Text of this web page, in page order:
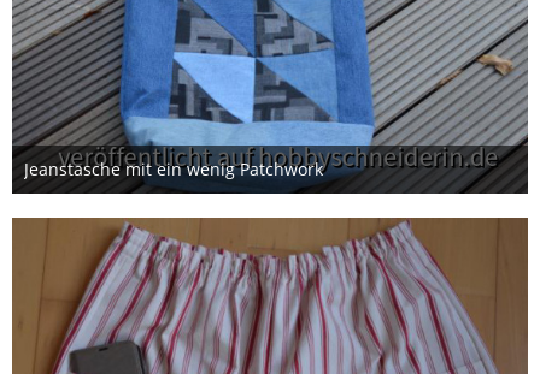
Jeanstasche mit ein wenig Patchwork
8. November 2025